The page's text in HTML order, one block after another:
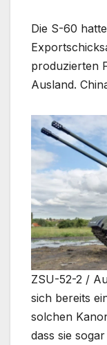
Die S-60
produzierten
Ausland.
ZSU-52-2 /
sich bereits
solchen
dass sie